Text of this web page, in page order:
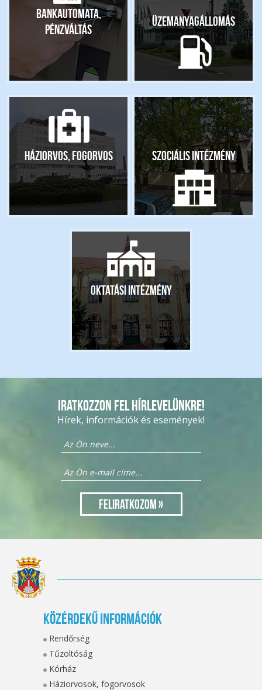
Bankautomata,
pénzváltás
Üzemanyagállomás
Háziorvos, fogorvos Szociális intézmény
Oktatási intézmény
Iratkozzon fel hírlevelünkre!
Hírek, információk és események!
Közérdekű információk
Rendőrség
Tűzoltóság
Kórház
Háziorvosok, fogorvosok